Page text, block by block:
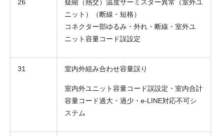
26
疑縮（熱交）温度サーミスター異常（室外ユ
ニット）（断線・短格）
コネクター部ゆるみ・外れ・断線・室外ユ
ニット容量コード誤設定
31 室内外組み合わせ容量誤り
室内外ユニット容量コード誤設定・室内合計
容量コード過大・過少・e-LINE対応不可シ
ステム
電話番号